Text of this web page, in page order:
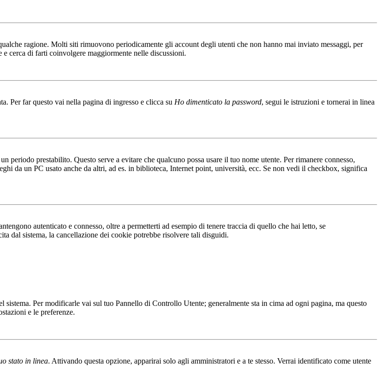
ragione. Molti siti rimuovono periodicamente gli account degli utenti che non hanno mai inviato messaggi, per
cerca di farti coinvolgere maggiormente nelle discussioni.
Per far questo vai nella pagina di ingresso e clicca su Ho dimenticato la password, segui le istruzioni e tornerai in linea
periodo prestabilito. Questo serve a evitare che qualcuno possa usare il tuo nome utente. Per rimanere connesso,
da un PC usato anche da altri, ad es. in biblioteca, Internet point, università, ecc. Se non vedi il checkbox, significa
autenticato e connesso, oltre a permetterti ad esempio di tenere traccia di quello che hai letto, se
dal sistema, la cancellazione dei cookie potrebbe risolvere tali disguidi.
sistema. Per modificarle vai sul tuo Pannello di Controllo Utente; generalmente sta in cima ad ogni pagina, ma questo
e le preferenze.
stato in linea. Attivando questa opzione, apparirai solo agli amministratori e a te stesso. Verrai identificato come utente